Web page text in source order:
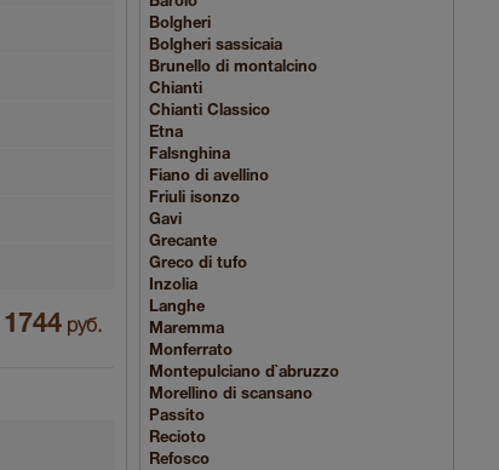
1744 руб.
Bolgheri
Bolgheri sassicaia
Brunello di montalcino
Chianti
Chianti Classico
Etna
Falsnghina
Fiano di avellino
Friuli isonzo
Gavi
Grecante
Greco di tufo
Inzolia
Langhe
Maremma
Monferrato
Montepulciano d`abruzzo
Morellino di scansano
Passito
Recioto
Refosco